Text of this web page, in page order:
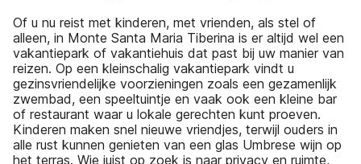
Of u nu reist met kinderen, met vrienden, als stel of
alleen, in Monte Santa Maria Tiberina is er altijd wel een
vakantiepark of vakantiehuis dat past bij uw manier van
reizen. Op een kleinschalig vakantiepark vindt u
gezinsvriendelijke voorzieningen zoals een gezamenlijk
zwembad, een speeltuintje en vaak ook een kleine bar
of restaurant waar u lokale gerechten kunt proeven.
Kinderen maken snel nieuwe vriendjes, terwijl ouders in
alle rust kunnen genieten van een glas Umbrese wijn op
het terras. Wie juist op zoek is naar privacy en ruimte,